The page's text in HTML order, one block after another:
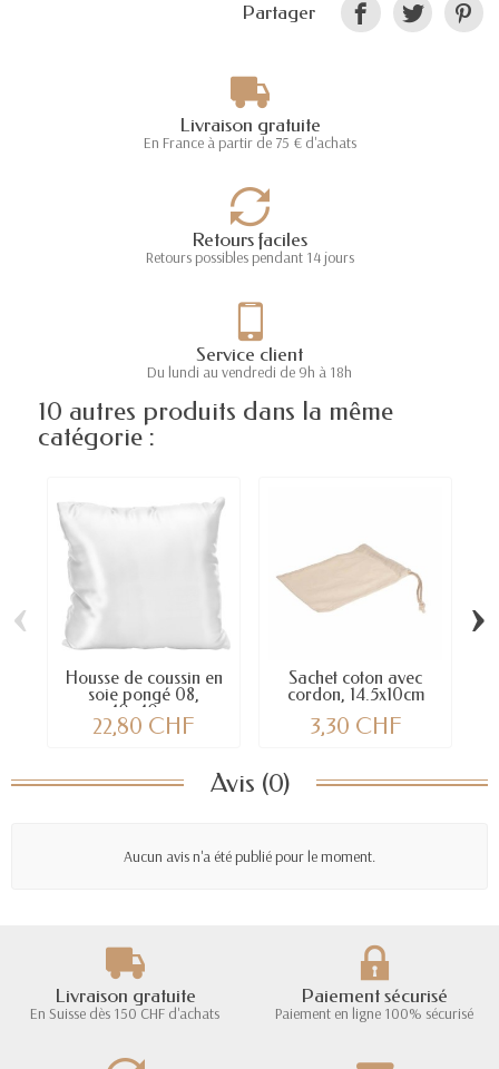
Partager
Livraison gratuite
En France à partir de 75 € d'achats
Retours faciles
Retours possibles pendant 14 jours
Service client
Du lundi au vendredi de 9h à 18h
10 autres produits dans la même
catégorie :
Housse de coussin en
soie pongé 08,
40x40cm
22,80 CHF
Sachet coton avec
cordon, 14.5x10cm
3,30 CHF
‹ ›
Avis (0)
Aucun avis n'a été publié pour le moment.
Livraison gratuite
En Suisse dès 150 CHF d'achats
Paiement sécurisé
Paiement en ligne 100% sécurisé